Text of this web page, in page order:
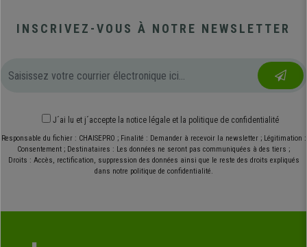
INSCRIVEZ-VOUS À NOTRE NEWSLETTER
J´ai lu et j´accepte la notice légale et la politique de confidentialité
Responsable du fichier : CHAISEPRO ; Finalité : Demander à recevoir la newsletter ; Légitimation :
Consentement ; Destinataires : Les données ne seront pas communiquées à des tiers ;
Droits : Accès, rectification, suppression des données ainsi que le reste des droits expliqués
dans notre politique de confidentialité.